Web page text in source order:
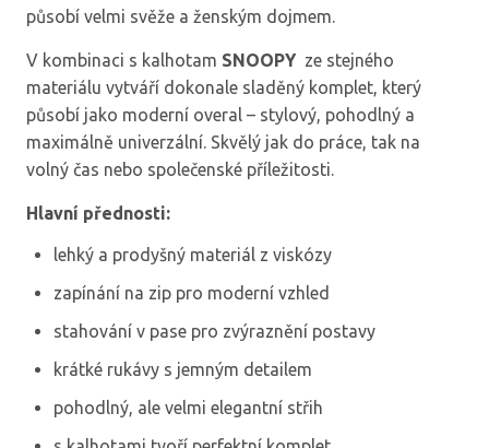
působí velmi svěže a ženským dojmem.
V kombinaci s kalhotam SNOOPYze stejného
materiálu vytváří dokonale sladěný komplet, který
působí jako moderní overal – stylový, pohodlný a
maximálně univerzální. Skvělý jak do práce, tak na
volný čas nebo společenské příležitosti.
Hlavní přednosti:
lehký a prodyšný materiál z viskózy
zapínání na zip pro moderní vzhled
stahování v pase pro zvýraznění postavy
krátké rukávy s jemným detailem
pohodlný, ale velmi elegantní střih